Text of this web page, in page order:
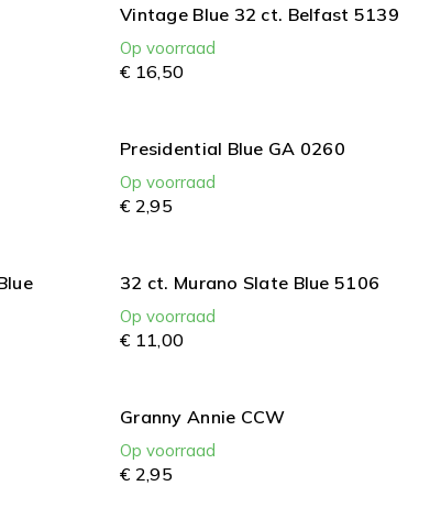
Vintage Blue 32 ct. Belfast 5139
Op voorraad
€ 16,50
Presidential Blue GA 0260
Op voorraad
€ 2,95
32 ct. Murano Slate Blue 5106
Op voorraad
€ 11,00
Granny Annie CCW
Op voorraad
€ 2,95